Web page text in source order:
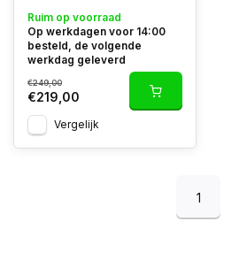
Ruim op voorraad
Op werkdagen voor 14:00
besteld, de volgende
werkdag geleverd
€249,00
€219,00
Vergelijk
1